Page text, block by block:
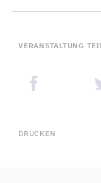
VERANSTALTUNG
DRUCKEN